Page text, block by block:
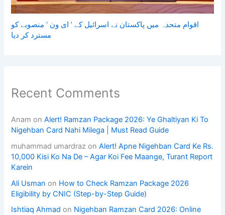
اقوام متحدہ میں پاکستان نے اسرائیل کے ’ ای ون ‘ منصوبے کو
مسترد کر دیا
Recent Comments
Anam onAlert! Ramzan Package 2026: Ye Ghaltiyan Ki To
Nigehban Card Nahi Milega | Must Read Guide
muhammad umardraz onAlert! Apne Nigehban Card Ke Rs.
10,000 Kisi Ko Na De – Agar Koi Fee Maange, Turant Report
Karein
Ali Usman on How to Check Ramzan Package 2026
Eligibility by CNIC (Step-by-Step Guide)
Ishtiaq Ahmad on Nigehban Ramzan Card 2026: Online